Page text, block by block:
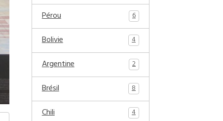
Pérou 6
Bolivie 4
Argentine 2
Brésil 8
Chili 4